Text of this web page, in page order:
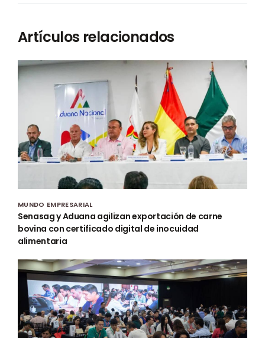
Artículos relacionados
MUNDO EMPRESARIAL
Senasag y Aduana agilizan exportación de carne
bovina con certificado digital de inocuidad
alimentaria